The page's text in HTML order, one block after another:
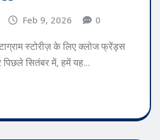
Feb 9, 2026 0
स्टोरीज़ के लिए क्लोज फ्रेंड्स
सितंबर में, हमें यह…